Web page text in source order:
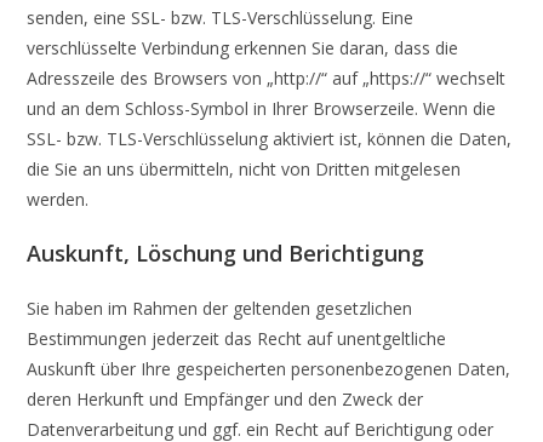
senden, eine SSL- bzw. TLS-Verschlüsselung. Eine
verschlüsselte Verbindung erkennen Sie daran, dass die
Adresszeile des Browsers von „http://“ auf „https://“ wechselt
und an dem Schloss-Symbol in Ihrer Browserzeile. Wenn die
SSL- bzw. TLS-Verschlüsselung aktiviert ist, können die Daten,
die Sie an uns übermitteln, nicht von Dritten mitgelesen
werden.
Auskunft, Löschung und Berichtigung
Sie haben im Rahmen der geltenden gesetzlichen
Bestimmungen jederzeit das Recht auf unentgeltliche
Auskunft über Ihre gespeicherten personenbezogenen Daten,
deren Herkunft und Empfänger und den Zweck der
Datenverarbeitung und ggf. ein Recht auf Berichtigung oder